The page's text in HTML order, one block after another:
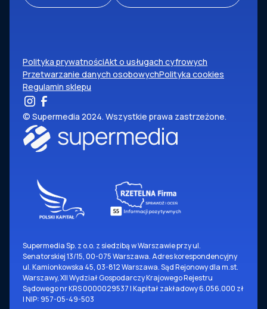
Polityka prywatnościAkt o usługach cyfrowych
Przetwarzanie danych osobowychPolityka cookies
Regulamin sklepu
© Supermedia 2024. Wszystkie prawa zastrzeżone.
Supermedia Sp. z o.o. z siedzibą w Warszawie przy ul.
Senatorskiej 13/15, 00-075 Warszawa. Adres korespondencyjny
ul. Kamionkowska 45, 03-812 Warszawa. Sąd Rejonowy dla m.st.
Warszawy, XII Wydział Gospodarczy Krajowego Rejestru
Sądowego nr KRS 0000029537 | Kapitał zakładowy 6.056.000 zł
| NIP: 957-05-49-503